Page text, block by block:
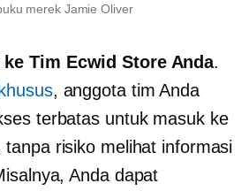
merek Jamie Oliver
Tim Ecwid Store Anda.
, anggota tim Anda
terbatas untuk masuk ke
tanpa risiko melihat informasi
Anda dapat